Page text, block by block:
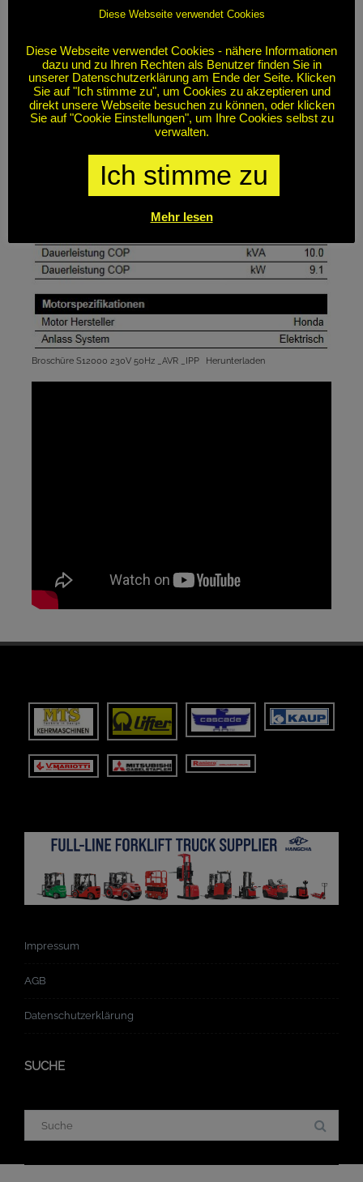
Isolationsüberwachung IPP
Broschüre S12000 230V 50Hz _AVR _IPP Herunterladen
Impressum
AGB
Datenschutzerklärung
SUCHE
Diese Webseite verwendet Cookies
Diese Webseite verwendet Cookies - nähere Informationen
dazu und zu Ihren Rechten als Benutzer finden Sie in
unserer Datenschutzerklärung am Ende der Seite. Klicken
Sie auf "Ich stimme zu", um Cookies zu akzeptieren und
direkt unsere Webseite besuchen zu können, oder klicken
Sie auf "Cookie Einstellungen", um Ihre Cookies selbst zu
verwalten.
Ich stimme zu
Mehr lesen